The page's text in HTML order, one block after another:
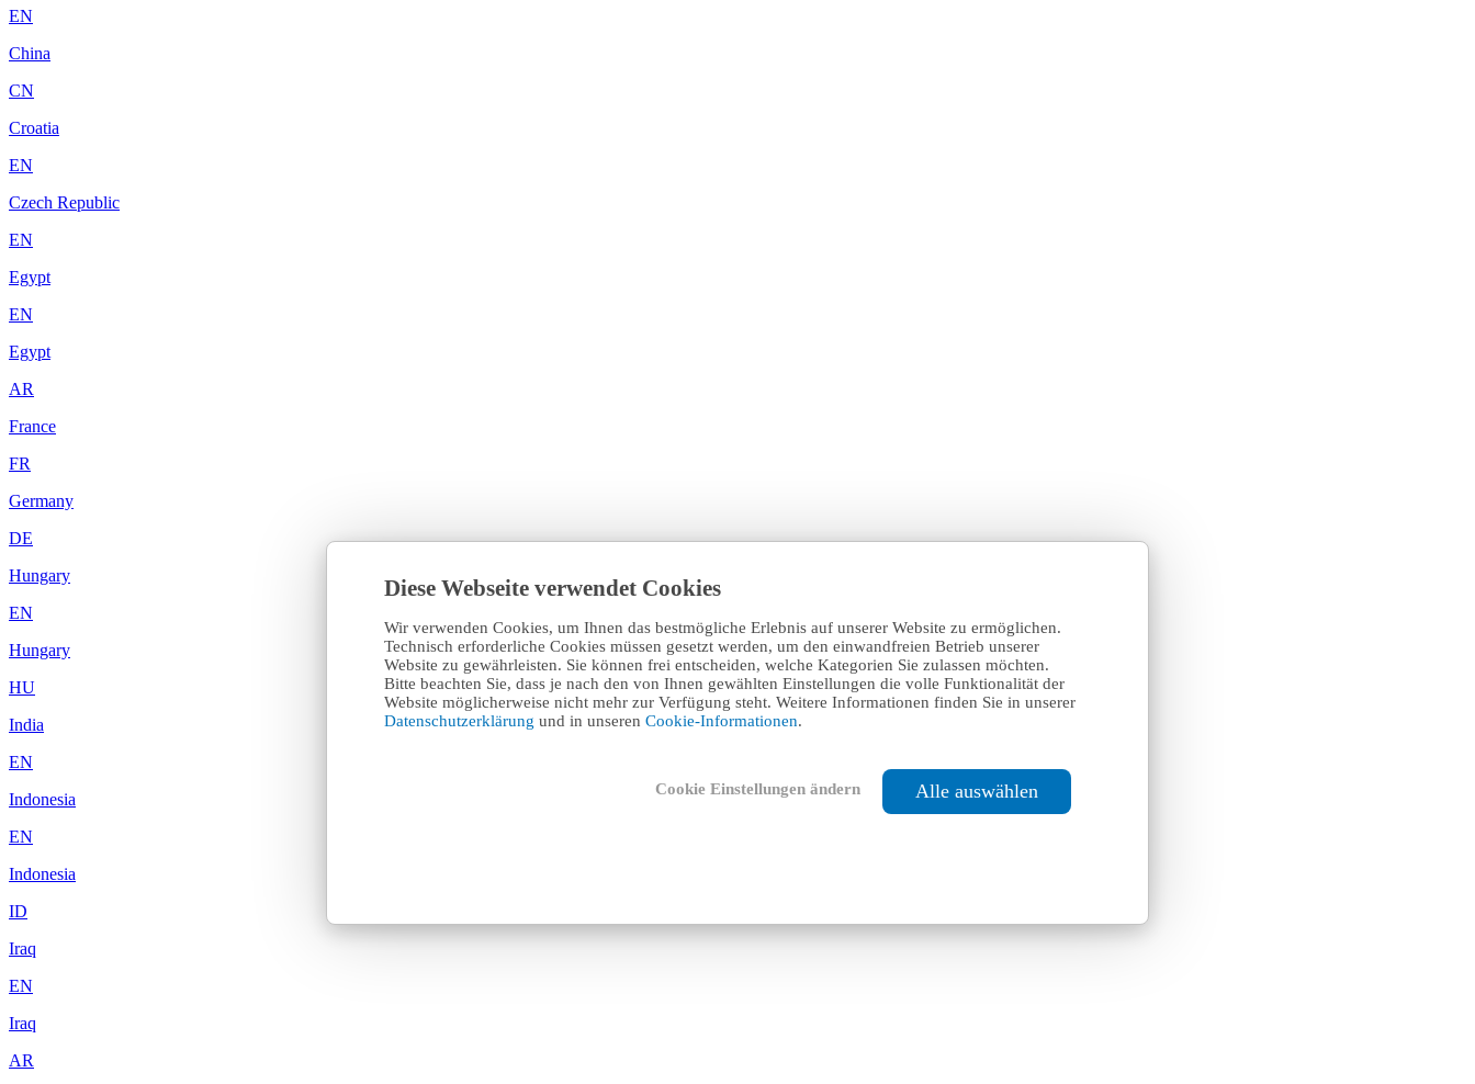
Diese Webseite verwendet Cookies
Wir verwenden Cookies, um Ihnen das bestmögliche Erlebnis auf unserer Website zu ermöglichen.
Technisch erforderliche Cookies müssen gesetzt werden, um den einwandfreien Betrieb unserer
Website zu gewährleisten. Sie können frei entscheiden, welche Kategorien Sie zulassen möchten.
Bitte beachten Sie, dass je nach den von Ihnen gewählten Einstellungen die volle Funktionalität der
Website möglicherweise nicht mehr zur Verfügung steht. Weitere Informationen finden Sie in unserer
Datenschutzerklärung und in unseren Cookie-Informationen.
Cookie Einstellungen ändern Alle auswählen
EN
China
CN
Croatia
EN
Czech Republic
EN
Egypt
EN
Egypt
AR
France
FR
Germany
DE
Hungary
EN
Hungary
HU
India
EN
Indonesia
EN
Indonesia
ID
Iraq
EN
Iraq
AR